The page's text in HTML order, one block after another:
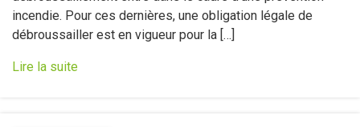
incendie. Pour ces dernières, une obligation légale de
débroussailler est en vigueur pour la […]
Lire la suite